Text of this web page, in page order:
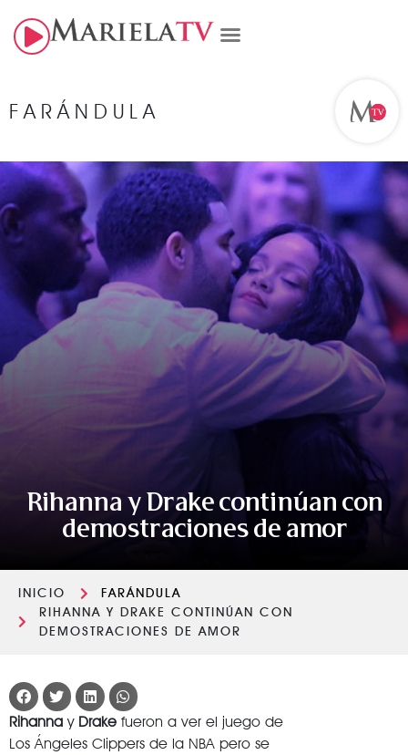
FARÁNDULA
Rihanna y Drake continúan con
demostraciones de amor
INICIO
FARÁNDULA
RIHANNA Y DRAKE CONTINÚAN CON
DEMOSTRACIONES DE AMOR
Rihanna y Drake fueron a ver el juego de
Los Ángeles Clippers de la NBA pero se